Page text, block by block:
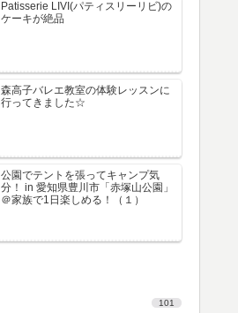
Patisserie LIVI(パティスリーリビ)の
ケーキが絶品
森高子バレエ教室の体験レッスンに
行ってきました☆
公園でテントを張ってキャンプ気
分！ in 愛知県豊川市「赤塚山公園」
＠家族で1日楽しめる！（１）
101